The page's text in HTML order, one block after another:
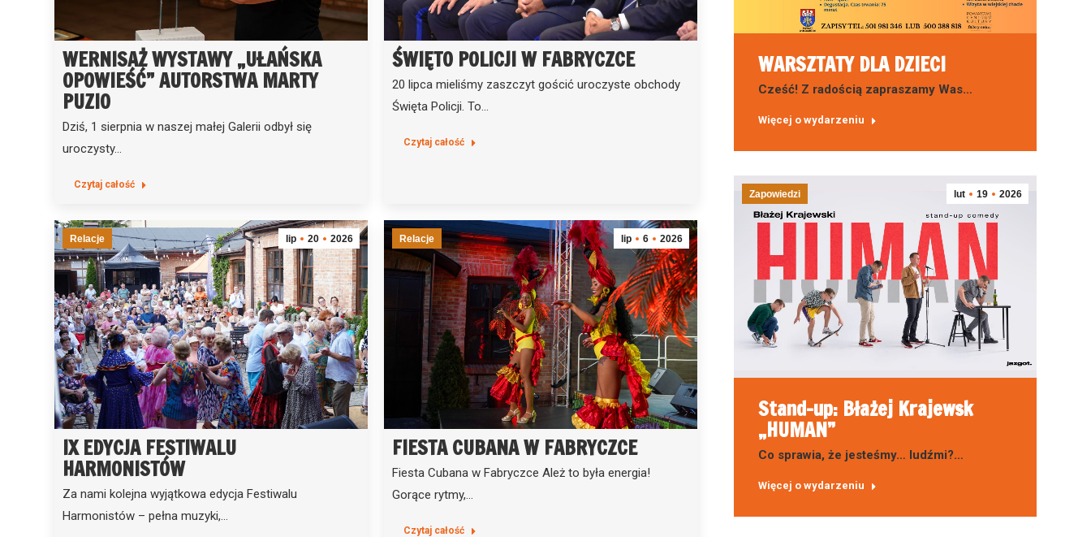
WERNISAŻ WYSTAWY „UŁAŃSKA
OPOWIEŚĆ” AUTORSTWA MARTY
PUZIO
Dziś, 1 sierpnia w naszej małej Galerii odbył się
uroczysty…
Czytaj całość
ŚWIĘTO POLICJI W FABRYCZCE
20 lipca mieliśmy zaszczyt gościć uroczyste obchody
Święta Policji. To…
Czytaj całość
lip 20 2026
Relacje
IX EDYCJA FESTIWALU
HARMONISTÓW
Za nami kolejna wyjątkowa edycja Festiwalu
Harmonistów – pełna muzyki,…
lip 6 2026
Relacje
FIESTA CUBANA W FABRYCZCE
Fiesta Cubana w Fabryczce Ależ to była energia!
Gorące rytmy,…
Czytaj całość
WARSZTATY DLA DZIECI
Cześć! Z radością zapraszamy Was…
Więcej o wydarzeniu
lut 19 2026
Zapowiedzi
Stand-up: Błażej Krajewsk
„HUMAN”
Co sprawia, że jesteśmy… ludźmi?…
Więcej o wydarzeniu